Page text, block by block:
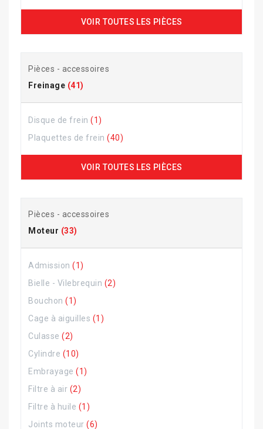
VOIR TOUTES LES PIÈCES
Pièces - accessoires
Freinage (41)
Disque de frein (1)
Plaquettes de frein (40)
VOIR TOUTES LES PIÈCES
Pièces - accessoires
Moteur (33)
Admission (1)
Bielle - Vilebrequin (2)
Bouchon (1)
Cage à aiguilles (1)
Culasse (2)
Cylindre (10)
Embrayage (1)
Filtre à air (2)
Filtre à huile (1)
Joints moteur (6)